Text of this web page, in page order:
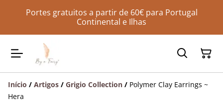
Portes gratuitos a partir de 60€ para Portugal
Continental e Ilhas
Início / Artigos / Grigio Collection / Polymer Clay Earrings ~
Hera